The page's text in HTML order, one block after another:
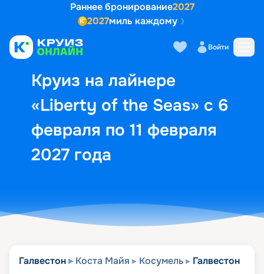
Раннее бронирование2027
2027миль каждому
Войти
Круиз на лайнере
«Liberty of the Seas» с 6
февраля по 11 февраля
2027 года
Выбор кают Маршрут и
Галвестон Коста Майя Косумель Галвестон